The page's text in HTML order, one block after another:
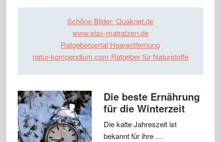
Schöne Bilder: Quaknet.de
www.elax-matratzen.de
Ratgeberportal Haarentfernung
natur-kompendium.com Ratgeber für Naturstoffe
Die beste Ernährung
für die Winterzeit
Die kalte Jahreszeit ist
bekannt für ihre …